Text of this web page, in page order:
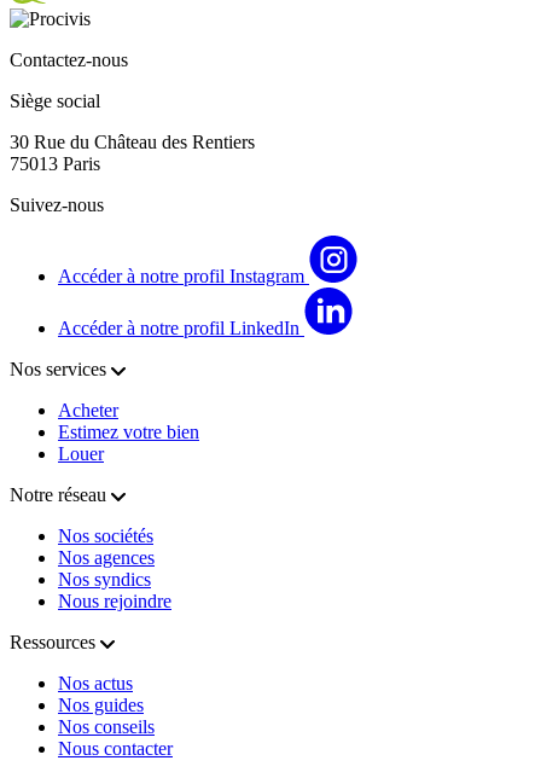
Contactez-nous
Siège social
30 Rue du Château des Rentiers
75013 Paris
Suivez-nous
Accéder à notre profil Instagram
Accéder à notre profil LinkedIn
Nos services
Acheter
Estimez votre bien
Louer
Notre réseau
Nos sociétés
Nos agences
Nos syndics
Nous rejoindre
Ressources
Nos actus
Nos guides
Nos conseils
Nous contacter